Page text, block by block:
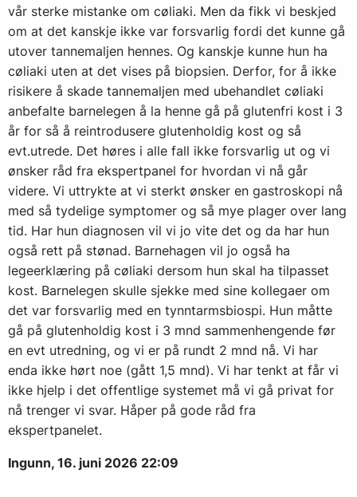
vår sterke mistanke om cøliaki. Men da fikk vi beskjed
om at det kanskje ikke var forsvarlig fordi det kunne gå
utover tannemaljen hennes. Og kanskje kunne hun ha
cøliaki uten at det vises på biopsien. Derfor, for å ikke
risikere å skade tannemaljen med ubehandlet cøliaki
anbefalte barnelegen å la henne gå på glutenfri kost i 3
år for så å reintrodusere glutenholdig kost og så
evt.utrede. Det høres i alle fall ikke forsvarlig ut og vi
ønsker råd fra ekspertpanel for hvordan vi nå går
videre. Vi uttrykte at vi sterkt ønsker en gastroskopi nå
med så tydelige symptomer og så mye plager over lang
tid. Har hun diagnosen vil vi jo vite det og da har hun
også rett på stønad. Barnehagen vil jo også ha
legeerklæring på cøliaki dersom hun skal ha tilpasset
kost. Barnelegen skulle sjekke med sine kollegaer om
det var forsvarlig med en tynntarmsbiospi. Hun måtte
gå på glutenholdig kost i 3 mnd sammenhengende før
en evt utredning, og vi er på rundt 2 mnd nå. Vi har
enda ikke hørt noe (gått 1,5 mnd). Vi har tenkt at får vi
ikke hjelp i det offentlige systemet må vi gå privat for
nå trenger vi svar. Håper på gode råd fra
ekspertpanelet.
Ingunn, 16. juni 2026 22:09